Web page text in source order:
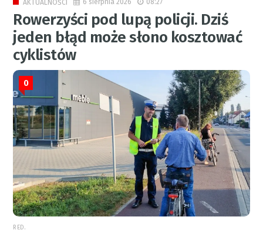
AKTUALNOŚCI 6 sierpnia 2026 08:27
Rowerzyści pod lupą policji. Dziś
jeden błąd może słono kosztować
cyklistów
0
RED.